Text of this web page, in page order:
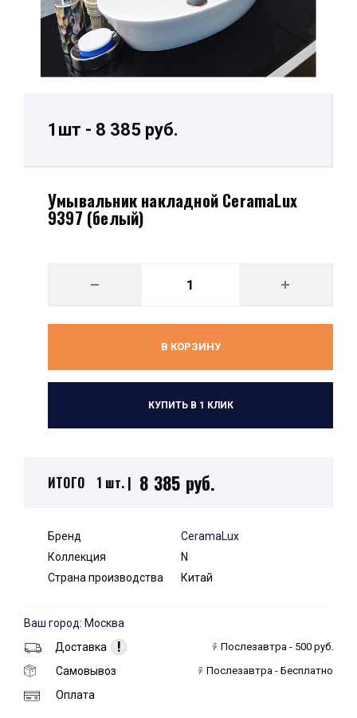
1шт - 8 385 руб.
Умывальник накладной CeramaLux
9397 (белый)
В КОРЗИНУ
КУПИТЬ В 1 КЛИК
ИТОГО 1 шт. | 8 385 руб.
Бренд
CeramaLux
Коллекция
N
Страна производства
Китай
Ваш город: Москва
Доставка
! Послезавтра - 500 руб.
Самовывоз Послезавтра - Бесплатно
Оплата